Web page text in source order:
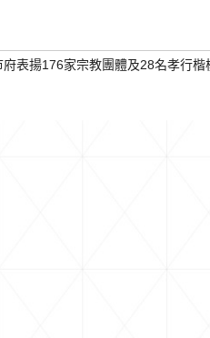
表揚176家宗教團體及28名孝行楷